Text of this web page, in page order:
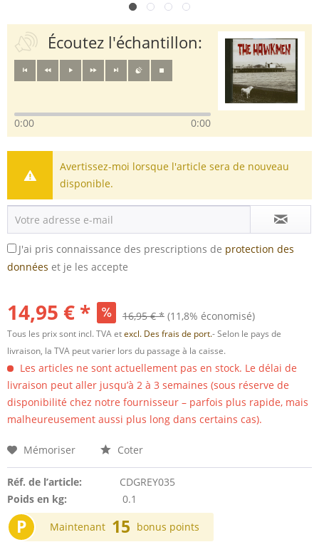
Écoutez l'échantillon:
0:00 0:00
Avertissez-moi lorsque l'article sera de nouveau
disponible.
J'ai pris connaissance des prescriptions de protection des
données et je les accepte
14,95 € * 16,95 € * (11,8% économisé)
Tous les prix sont incl. TVA etexcl. Des frais de port.- Selon le pays de
livraison, la TVA peut varier lors du passage à la caisse.
Les articles ne sont actuellement pas en stock. Le délai de
livraison peut aller jusqu’à 2 à 3 semaines (sous réserve de
disponibilité chez notre fournisseur – parfois plus rapide, mais
malheureusement aussi plus long dans certains cas).
Mémoriser Coter
Réf. de l’article:
CDGREY035
Poids en kg:
0.1
P Maintenant 15 bonus points